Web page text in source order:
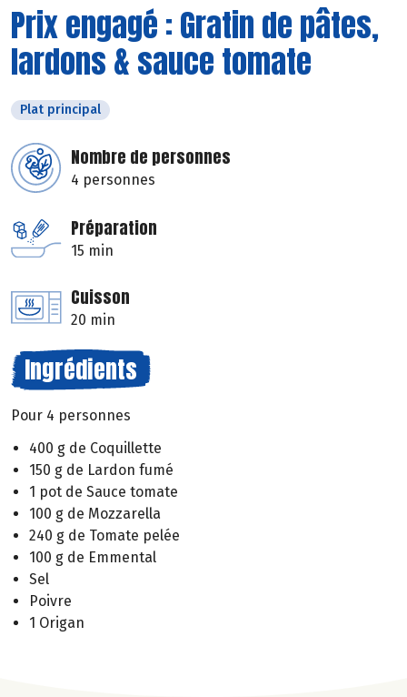
Prix engagé : Gratin de pâtes,
lardons & sauce tomate
Plat principal
Nombre de personnes
4 personnes
Préparation
15 min
Cuisson
20 min
Ingrédients
Pour 4 personnes
400 g de Coquillette
150 g de Lardon fumé
1 pot de Sauce tomate
100 g de Mozzarella
240 g de Tomate pelée
100 g de Emmental
Sel
Poivre
1 Origan